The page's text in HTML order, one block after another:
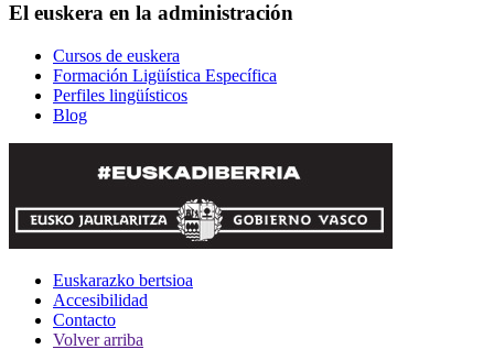
El euskera en la administración
Cursos de euskera
Formación Ligüística Específica
Perfiles lingüísticos
Blog
Euskarazko bertsioa
Accesibilidad
Contacto
Volver arriba